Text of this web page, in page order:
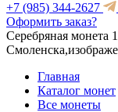
+7 (985) 344-2627
Оформить заказ?
Серебряная монета
Главная
Каталог монет
Все монеты